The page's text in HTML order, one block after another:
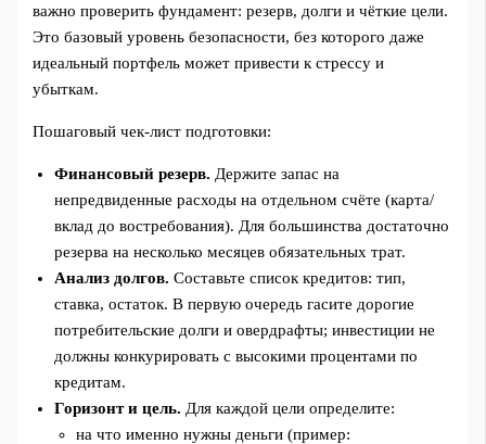
важно проверить фундамент: резерв, долги и чёткие цели.
Это базовый уровень безопасности, без которого даже
идеальный портфель может привести к стрессу и
убыткам.
Пошаговый чек‑лист подготовки:
Финансовый резерв. Держите запас на
непредвиденные расходы на отдельном счёте (карта/
вклад до востребования). Для большинства достаточно
резерва на несколько месяцев обязательных трат.
Анализ долгов. Составьте список кредитов: тип,
ставка, остаток. В первую очередь гасите дорогие
потребительские долги и овердрафты; инвестиции не
должны конкурировать с высокими процентами по
кредитам.
Горизонт и цель. Для каждой цели определите:
на что именно нужны деньги (пример: